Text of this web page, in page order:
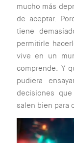
mucho más
de aceptar.
tiene
permitirle
vive en un
comprende. Y
pudiera
decisiones
salen bien para